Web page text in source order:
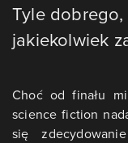
Tyle
jakiekolwiek
Choć od finału
science fiction
się